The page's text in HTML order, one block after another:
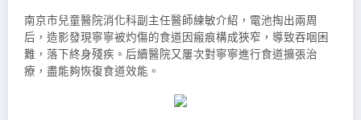
南京市兒童醫院消化科副主任醫師練敏介紹，電池掏出兩周
后，造影發現寧寧被灼傷的食道因瘢痕構成狹窄，導致吞咽困
難，落下終身殘疾。后續醫院又屢次對寧寧進行食道擴張治
療，盡能夠恢復食道效能。